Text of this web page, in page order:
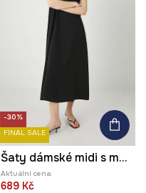
-30%
FINAL SALE
Šaty dámské midi s modalem
Aktuální cena:
689 Kč